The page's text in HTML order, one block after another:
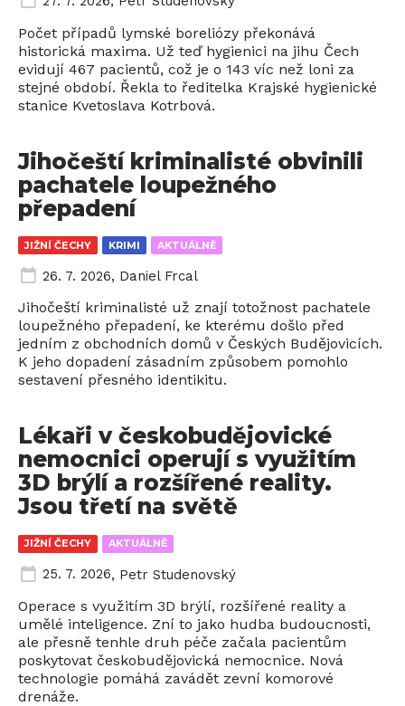
Počet případů lymské boreliózy překonává
historická maxima. Už teď hygienici na jihu Čech
evidují 467 pacientů, což je o 143 víc než loni za
stejné období. Řekla to ředitelka Krajské hygienické
stanice Kvetoslava Kotrbová.
JIŽNÍ ČECHY KRIMI AKTUÁLNĚ
Jihočeští kriminalisté obvinili
pachatele loupežného
přepadení
26. 7. 2026, Daniel Frcal
Jihočeští kriminalisté už znají totožnost pachatele
loupežného přepadení, ke kterému došlo před
jedním z obchodních domů v Českých Budějovicích.
K jeho dopadení zásadním způsobem pomohlo
sestavení přesného identikitu.
JIŽNÍ ČECHY AKTUÁLNĚ
Lékaři v českobudějovické
nemocnici operují s využitím
3D brýlí a rozšířené reality.
Jsou třetí na světě
25. 7. 2026, Petr Studenovský
Operace s využitím 3D brýlí, rozšířené reality a
umělé inteligence. Zní to jako hudba budoucnosti,
ale přesně tenhle druh péče začala pacientům
poskytovat českobudějovická nemocnice. Nová
technologie pomáhá zavádět zevní komorové
drenáže.